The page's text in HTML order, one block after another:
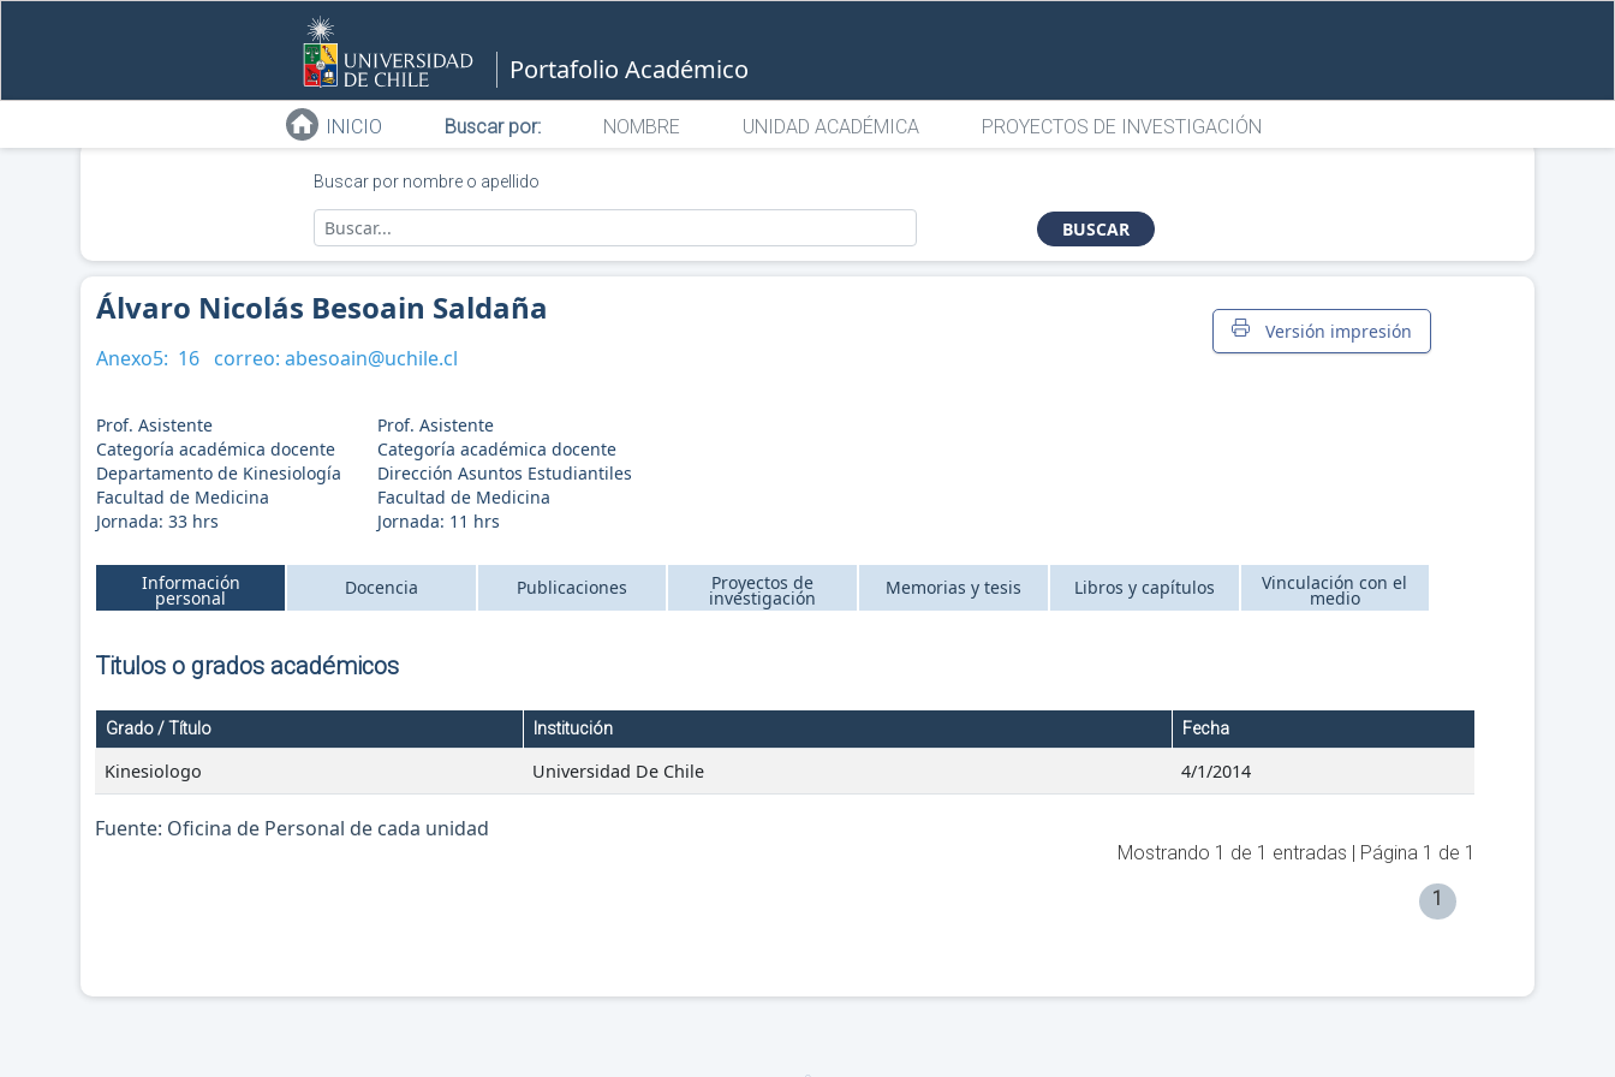
Portafolio Académico
INICIO Buscar por: NOMBRE UNIDAD ACADÉMICA PROYECTOS DE INVESTIGACIÓN
Buscar por nombre o apellido
BUSCAR
Versión impresión
Álvaro Nicolás Besoain Saldaña
Anexo5: 16 correo:abesoain@uchile.cl
Prof. Asistente
Categoría académica docente
Departamento de Kinesiología
Facultad de Medicina
Jornada:33 hrs
Prof. Asistente
Categoría académica docente
Dirección Asuntos Estudiantiles
Facultad de Medicina
Jornada: 11 hrs
Información
personal Docencia Publicaciones Proyectos de
investigación Memorias y tesis Libros y capítulos Vinculación con el
medio
Titulos o grados académicos
Grado / Título Institución Fecha
Kinesiologo Universidad De Chile 4/1/2014
Fuente: Oficina de Personal de cada unidad
Mostrando 1 de 1 entradas | Página 1 de 1
1